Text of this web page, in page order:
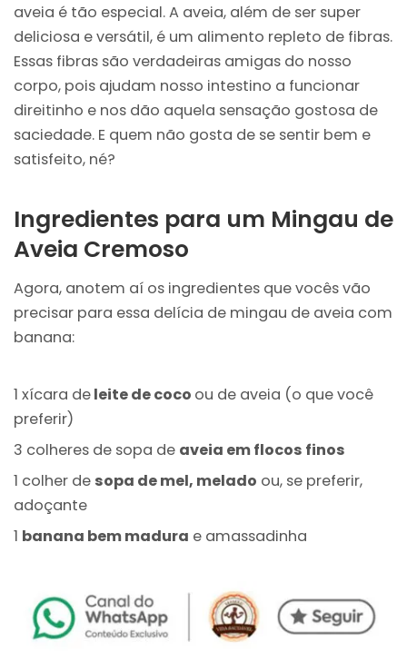
aveia é tão especial. A aveia, além de ser super
deliciosa e versátil, é um alimento repleto de fibras.
Essas fibras são verdadeiras amigas do nosso
corpo, pois ajudam nosso intestino a funcionar
direitinho e nos dão aquela sensação gostosa de
saciedade. E quem não gosta de se sentir bem e
satisfeito, né?
Ingredientes para um Mingau de
Aveia Cremoso
Agora, anotem aí os ingredientes que vocês vão
precisar para essa delícia de mingau de aveia com
banana:
1 xícara deleite de coco ou de aveia (o que você
preferir)
3 colheres de sopa de aveia em flocos finos
1 colher de sopa de mel, melado ou, se preferir,
adoçante
1 banana bem madura e amassadinha